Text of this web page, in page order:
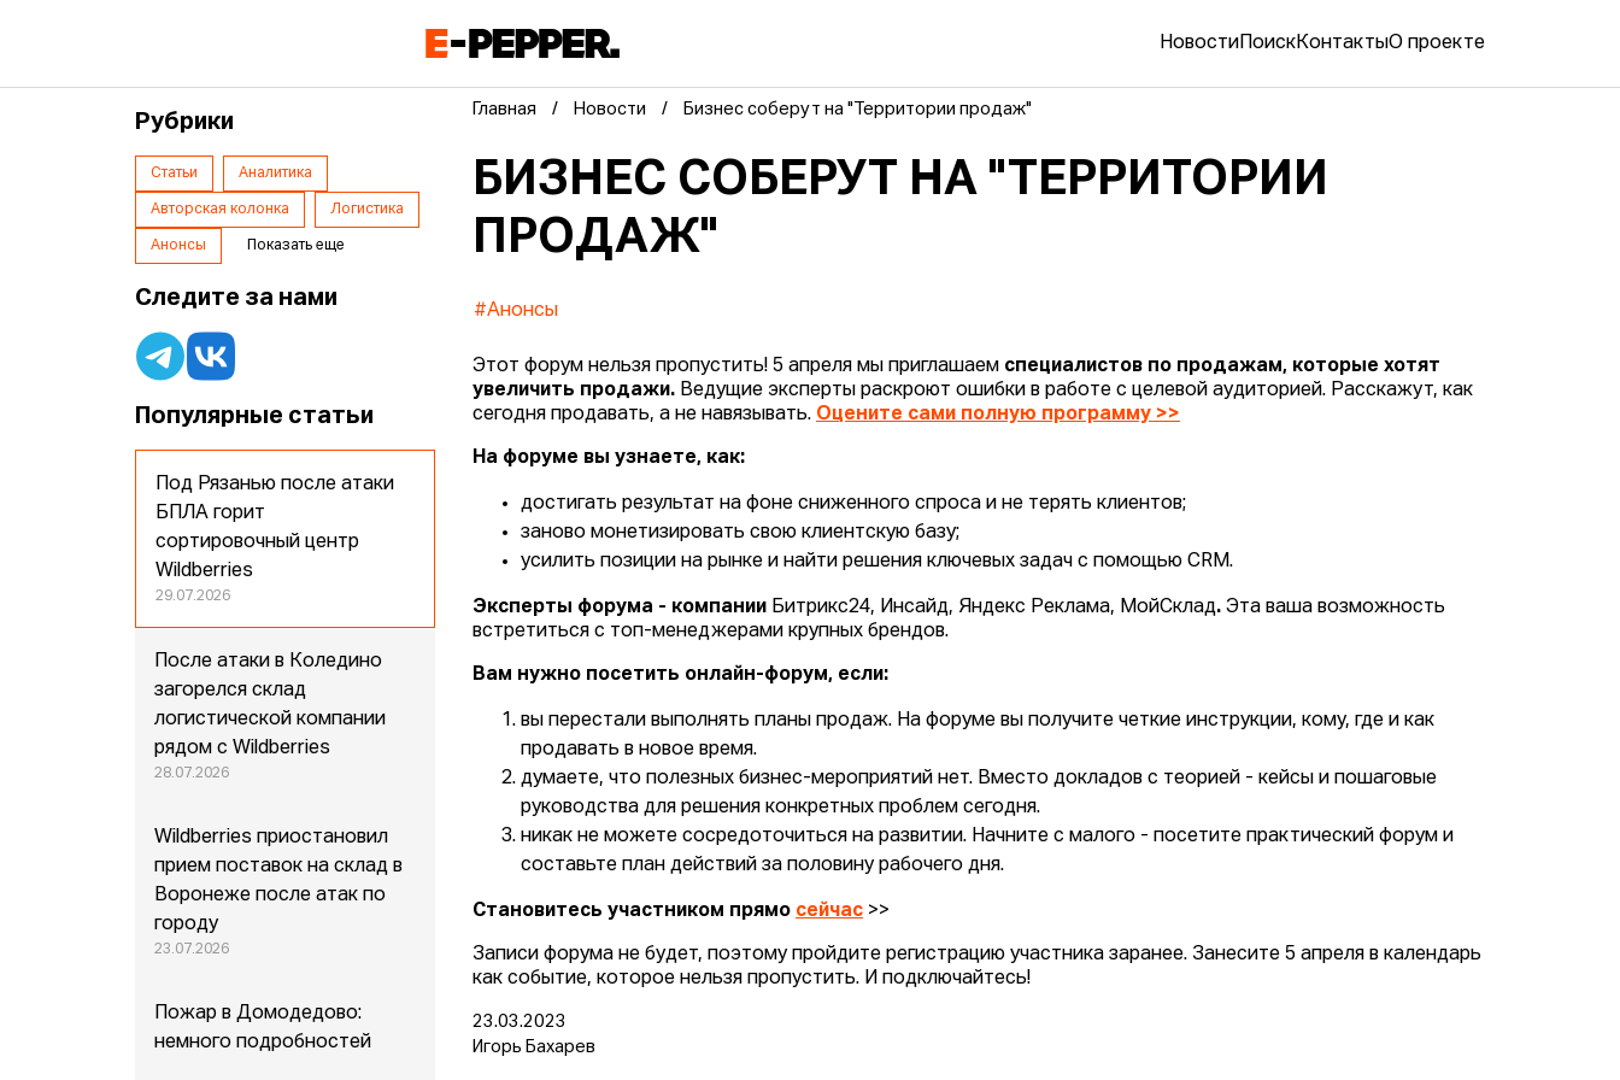
Новости ПоискКонтактыО проекте
Главная Новости Бизнес соберут на "Территории продаж"
БИЗНЕС СОБЕРУТ НА "ТЕРРИТОРИИ
ПРОДАЖ"
#Анонсы
Этот форум нельзя пропустить! 5 апреля мы приглашаем специалистов по продажам, которые хотят
увеличить продажи. Ведущие эксперты раскроют ошибки в работе с целевой аудиторией. Расскажут, как
сегодня продавать, а не навязывать. Оцените сами полную программу >>
На форуме вы узнаете, как:
достигать результат на фоне сниженного спроса и не терять клиентов;
заново монетизировать свою клиентскую базу;
усилить позиции на рынке и найти решения ключевых задач с помощью CRM.
Эксперты форума - компании Битрикс24, Инсайд, Яндекс Реклама, МойСклад. Эта ваша возможность
встретиться с топ-менеджерами крупных брендов.
Вам нужно посетить онлайн-форум, если:
вы перестали выполнять планы продаж. На форуме вы получите четкие инструкции, кому, где и как
продавать в новое время.
думаете, что полезных бизнес-мероприятий нет. Вместо докладов с теорией - кейсы и пошаговые
руководства для решения конкретных проблем сегодня.
никак не можете сосредоточиться на развитии. Начните с малого - посетите практический форум и
составьте план действий за половину рабочего дня.
Становитесь участником прямо сейчас >>
Записи форума не будет, поэтому пройдите регистрацию участника заранее. Занесите 5 апреля в календарь
как событие, которое нельзя пропустить. И подключайтесь!
23.03.2023
Игорь Бахарев
Рубрики
Статьи Аналитика
Авторская колонка Логистика
Анонсы Показать еще
Следите за нами
Популярные статьи
Под Рязанью после атаки
БПЛА горит
сортировочный центр
Wildberries
29.07.2026
После атаки в Коледино
загорелся склад
логистической компании
рядом с Wildberries
28.07.2026
Wildberries приостановил
прием поставок на склад в
Воронеже после атак по
городу
23.07.2026
Пожар в Домодедово:
немного подробностей